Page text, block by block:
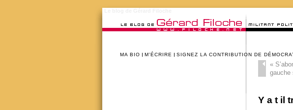
MA BIO M’ÉCRIRE SIGNEZ LA CONTRIBUTION DE
«
gauche
Y a t il